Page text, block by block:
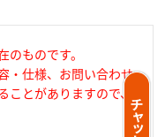
ものです。
・仕様、お問い合わせ
とがありますので、